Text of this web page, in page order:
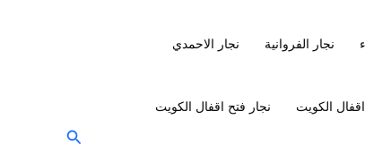
نجار الفروانية نجار الاحمدي
الكويت نجار فتح اقفال الكويت
البحث